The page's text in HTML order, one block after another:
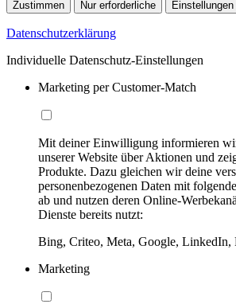
Zustimmen Nur erforderliche
Datenschutzerklärung
Individuelle Datenschutz-Einstellungen
Marketing per Customer-Match
Mit deiner Einwilligung informieren
unserer Website über Aktionen und
Produkte. Dazu gleichen wir deine
personenbezogenen Daten mit
ab und nutzen deren Online-
Dienste bereits nutzt:
Bing, Criteo, Meta, Google, LinkedIn,
Marketing